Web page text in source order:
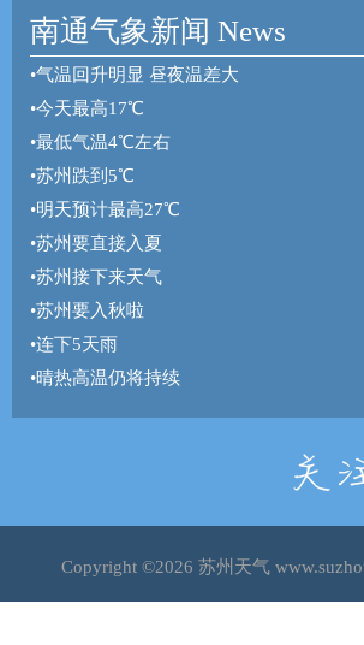
南通气象新闻 News
•气温回升明显 昼夜温差大
•今天最高17℃
•最低气温4℃左右
•苏州跌到5℃
•明天预计最高27℃
•苏州要直接入夏
•苏州接下来天气
•苏州要入秋啦
•连下5天雨
•晴热高温仍将持续
Copyright ©2026 苏州天气